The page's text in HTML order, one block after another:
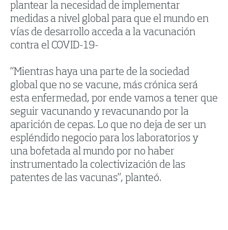
plantear la necesidad de implementar
medidas a nivel global para que el mundo en
vías de desarrollo acceda a la vacunación
contra el COVID-19-
“Mientras haya una parte de la sociedad
global que no se vacune, más crónica será
esta enfermedad, por ende vamos a tener que
seguir vacunando y revacunando por la
aparición de cepas. Lo que no deja de ser un
espléndido negocio para los laboratorios y
una bofetada al mundo por no haber
instrumentado la colectivización de las
patentes de las vacunas”, planteó.